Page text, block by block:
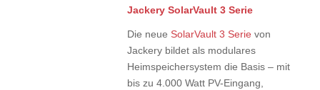
Jackery SolarVault 3 Serie
Die neue SolarVault 3 Serievon
Jackery bildet als modulares
Heimspeichersystem die Basis – mit
bis zu 4.000 Watt PV-Eingang,